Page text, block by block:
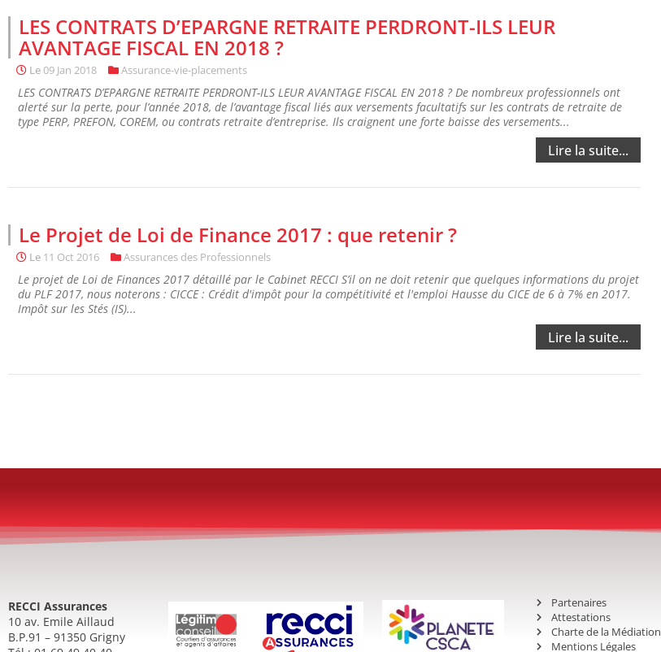
LES CONTRATS D’EPARGNE RETRAITE PERDRONT-ILS LEUR
AVANTAGE FISCAL EN 2018 ?
Le09 Jan 2018 Assurance-vie-placements
LES CONTRATS D’EPARGNE RETRAITE PERDRONT-ILS LEUR AVANTAGE FISCAL EN 2018 ? De nombreux professionnels ont
alerté sur la perte, pour l’année 2018, de l’avantage fiscal liés aux versements facultatifs sur les contrats de retraite de
type PERP, PREFON, COREM, ou contrats retraite d’entreprise. Ils craignent une forte baisse des versements...
Lire la suite...
Le Projet de Loi de Finance 2017 : que retenir ?
Le 11 Oct 2016 Assurances des Professionnels
Le projet de Loi de Finances 2017 détaillé par le Cabinet RECCI S’il on ne doit retenir que quelques informations du projet
du PLF 2017, nous noterons : CICCE : Crédit d'impôt pour la compétitivité et l'emploi Hausse du CICE de 6 à 7% en 2017.
Impôt sur les Stés (IS)...
Lire la suite...
RECCI Assurances
10 av. Emile Aillaud
B.P.91 – 91350 Grigny
Partenaires
Attestations
Charte de la Médiation
Mentions Légales